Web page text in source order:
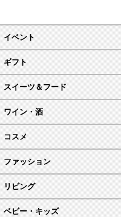
イベント
ギフト
スイーツ＆フード
ワイン・酒
コスメ
ファッション
リビング
ベビー・キッズ